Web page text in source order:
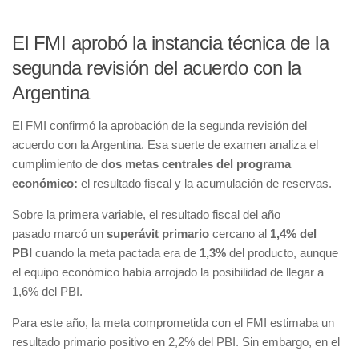
El FMI aprobó la instancia técnica de la
segunda revisión del acuerdo con la
Argentina
El FMI confirmó la aprobación de la segunda revisión del
acuerdo con la Argentina. Esa suerte de examen analiza el
cumplimiento de dos metas centrales del programa
económico: el resultado fiscal y la acumulación de reservas.
Sobre la primera variable, el resultado fiscal del año
pasado marcó un superávit primario cercano al 1,4% del
PBI cuando la meta pactada era de 1,3% del producto, aunque
el equipo económico había arrojado la posibilidad de llegar a
1,6% del PBI.
Para este año, la meta comprometida con el FMI estimaba un
resultado primario positivo en 2,2% del PBI. Sin embargo, en el